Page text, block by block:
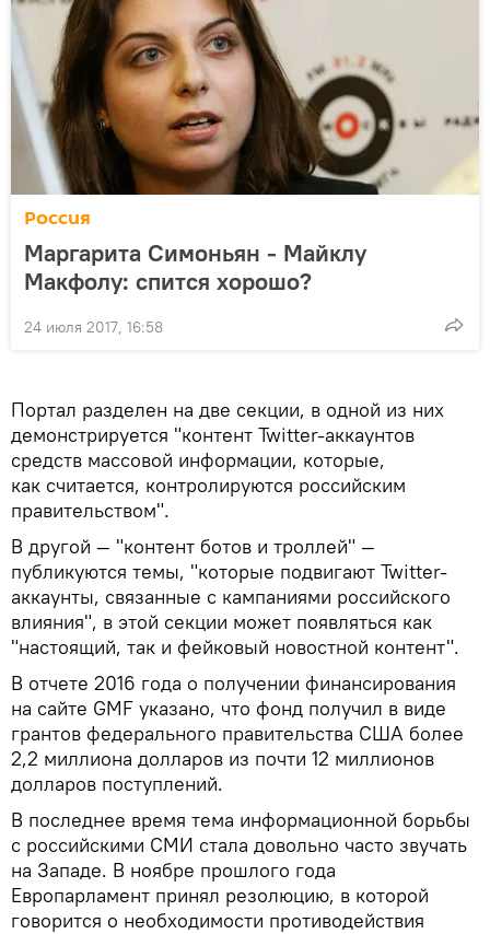
Россия
Маргарита Симоньян - Майклу
Макфолу: спится хорошо?
24 июля 2017, 16:58
Портал разделен на две секции, в одной из них
демонстрируется "контент Twitter-аккаунтов
средств массовой информации, которые,
как считается, контролируются российским
правительством".
В другой — "контент ботов и троллей" —
публикуются темы, "которые подвигают Twitter-
аккаунты, связанные с кампаниями российского
влияния", в этой секции может появляться как
"настоящий, так и фейковый новостной контент".
В отчете 2016 года о получении финансирования
на сайте GMF указано, что фонд получил в виде
грантов федерального правительства США более
2,2 миллиона долларов из почти 12 миллионов
долларов поступлений.
В последнее время тема информационной борьбы
с российскими СМИ стала довольно часто звучать
на Западе. В ноябре прошлого года
Европарламент принял резолюцию, в которой
говорится о необходимости противодействия